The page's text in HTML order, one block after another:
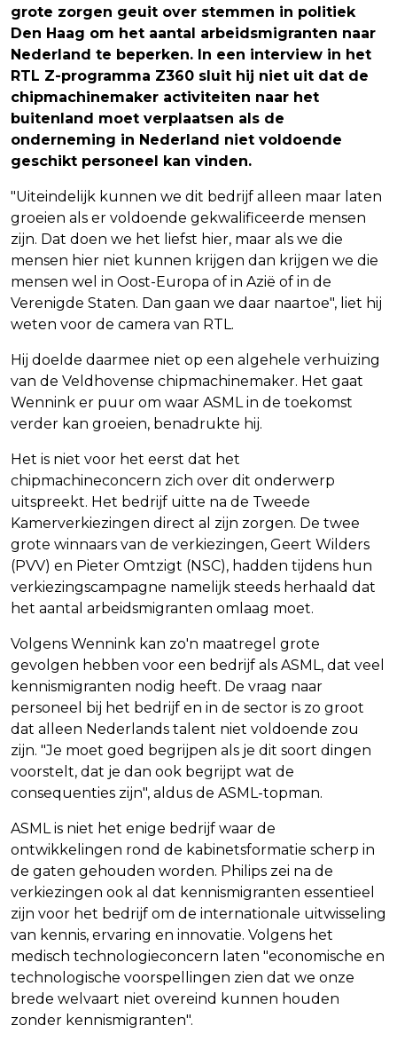
grote zorgen geuit over stemmen in politiek
Den Haag om het aantal arbeidsmigranten naar
Nederland te beperken. In een interview in het
RTL Z-programma Z360 sluit hij niet uit dat de
chipmachinemaker activiteiten naar het
buitenland moet verplaatsen als de
onderneming in Nederland niet voldoende
geschikt personeel kan vinden.
"Uiteindelijk kunnen we dit bedrijf alleen maar laten
groeien als er voldoende gekwalificeerde mensen
zijn. Dat doen we het liefst hier, maar als we die
mensen hier niet kunnen krijgen dan krijgen we die
mensen wel in Oost-Europa of in Azië of in de
Verenigde Staten. Dan gaan we daar naartoe", liet hij
weten voor de camera van RTL.
Hij doelde daarmee niet op een algehele verhuizing
van de Veldhovense chipmachinemaker. Het gaat
Wennink er puur om waar ASML in de toekomst
verder kan groeien, benadrukte hij.
Het is niet voor het eerst dat het
chipmachineconcern zich over dit onderwerp
uitspreekt. Het bedrijf uitte na de Tweede
Kamerverkiezingen direct al zijn zorgen. De twee
grote winnaars van de verkiezingen, Geert Wilders
(PVV) en Pieter Omtzigt (NSC), hadden tijdens hun
verkiezingscampagne namelijk steeds herhaald dat
het aantal arbeidsmigranten omlaag moet.
Volgens Wennink kan zo'n maatregel grote
gevolgen hebben voor een bedrijf als ASML, dat veel
kennismigranten nodig heeft. De vraag naar
personeel bij het bedrijf en in de sector is zo groot
dat alleen Nederlands talent niet voldoende zou
zijn. "Je moet goed begrijpen als je dit soort dingen
voorstelt, dat je dan ook begrijpt wat de
consequenties zijn", aldus de ASML-topman.
ASML is niet het enige bedrijf waar de
ontwikkelingen rond de kabinetsformatie scherp in
de gaten gehouden worden. Philips zei na de
verkiezingen ook al dat kennismigranten essentieel
zijn voor het bedrijf om de internationale uitwisseling
van kennis, ervaring en innovatie. Volgens het
medisch technologieconcern laten "economische en
technologische voorspellingen zien dat we onze
brede welvaart niet overeind kunnen houden
zonder kennismigranten".